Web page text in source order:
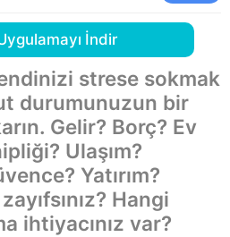
İndir
strese sokmak
durumunuzun bir
Gelir? Borç? Ev
Ulaşım?
Yatırım?
Hangi
ihtiyacınız var?